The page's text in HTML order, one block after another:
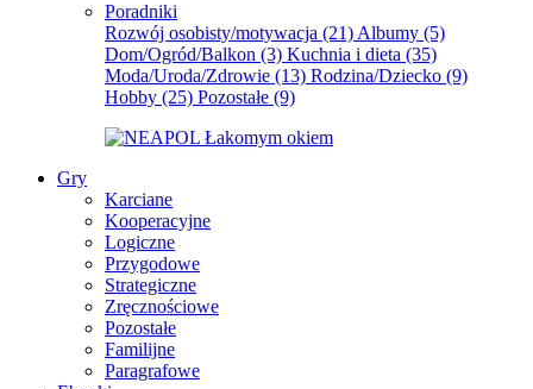
Poradniki
Rozwój osobisty/motywacja (21) Albumy (5)
Dom/Ogród/Balkon (3) Kuchnia i dieta (35)
Moda/Uroda/Zdrowie (13) Rodzina/Dziecko (9)
Hobby (25) Pozostałe (9)
Gry
Karciane
Kooperacyjne
Logiczne
Przygodowe
Strategiczne
Zręcznościowe
Pozostałe
Familijne
Paragrafowe